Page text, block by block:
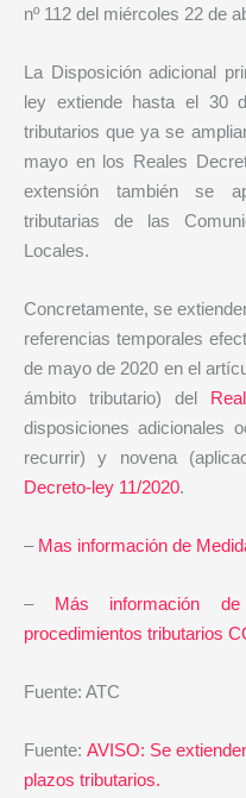
nº 112 del miércoles 22 de
La Disposición adicional
ley extiende hasta el 30
tributarios que ya se
mayo en los Reales
extensión también se
tributarias de las
Locales.
Concretamente, se
referencias temporales
de mayo de 2020 en el
ámbito tributario) del
disposiciones adicionales
recurrir) y novena
Decreto-ley 11/2020.
– Mas información de
– Más información
procedimientos tributarios
Fuente: ATC
Fuente: AVISO: Se
plazos tributarios.